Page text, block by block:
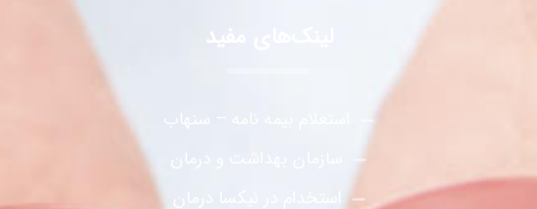
لینک‌های مفید
استعلام بیمه نامه – سنهاب